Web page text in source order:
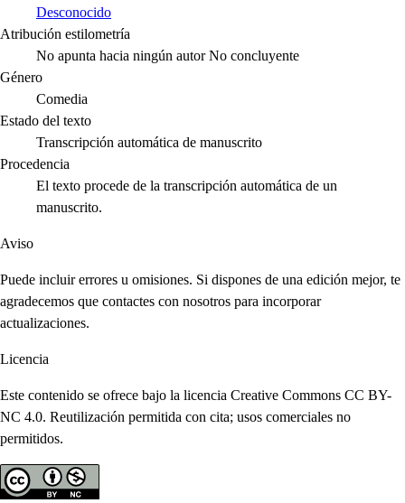
Desconocido
Atribución estilometría
No apunta hacia ningún autor No concluyente
Género
Comedia
Estado del texto
Transcripción automática de manuscrito
Procedencia
El texto procede de la transcripción automática de un
manuscrito.
Aviso
Puede incluir errores u omisiones. Si dispones de una edición mejor, te
agradecemos que contactes con nosotros para incorporar
actualizaciones.
Licencia
Este contenido se ofrece bajo la licencia Creative Commons CC BY-
NC 4.0. Reutilización permitida con cita; usos comerciales no
permitidos.